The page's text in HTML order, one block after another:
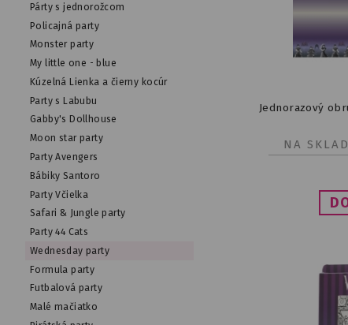
Párty s jednorožcom
Policajná party
Monster party
My little one - blue
Kúzelná Lienka a čierny kocúr
Party s Labubu
Gabby's Dollhouse
Moon star party
Party Avengers
Bábiky Santoro
Party Včielka
Safari & Jungle party
Party 44 Cats
Wednesday party
Formula party
Futbalová party
Malé mačiatko
Jednorazový
NA